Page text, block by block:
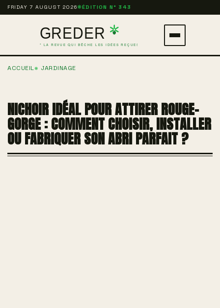
Aller
FRIDAY 7 AUGUST 2026❋ÉDITION N° 343
le
ACCUEIL JARDINAGE
NICHOIR IDÉAL POUR ATTIRER ROUGE-
GORGE : COMMENT CHOISIR, INSTALLER
OU FABRIQUER SON ABRI PARFAIT ?